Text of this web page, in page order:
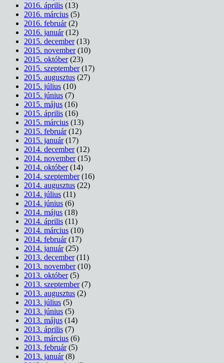
2016. április (13)
2016. március (5)
2016. február(2)
2016. január(12)
2015. december(13)
2015. november(10)
2015. október(23)
2015. szeptember(17)
2015. augusztus (27)
2015. július (10)
2015. június (7)
2015. május (16)
2015. április (16)
2015. március (13)
2015. február(12)
2015. január(17)
2014. december(12)
2014. november(15)
2014. október(14)
2014. szeptember(16)
2014. augusztus (22)
2014. július (11)
2014. június (6)
2014. május (18)
2014. április (11)
2014. március (10)
2014. február(17)
2014. január(25)
2013. december(11)
2013. november(10)
2013. október(5)
2013. szeptember(7)
2013. augusztus (2)
2013. július (5)
2013. június (5)
2013. május (14)
2013. április (7)
2013. március (6)
2013. február(5)
2013. január(8)